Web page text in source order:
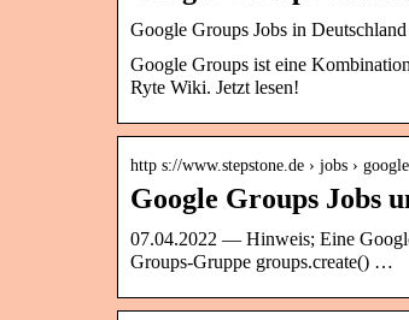
Google Groups Jobs in
Google Groups ist eine
Ryte Wiki. Jetzt lesen!
http s://www.stepstone.de › jobs ›
Google Groups Jobs
07.04.2022 — Hinweis; Eine
Groups-Gruppe groups.create() …